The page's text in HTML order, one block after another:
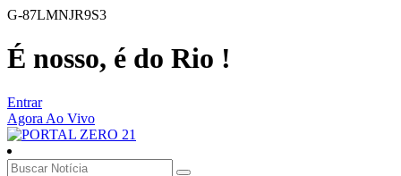
G-87LMNJR9S3
É nosso, é do Rio !
Entrar
Agora Ao Vivo